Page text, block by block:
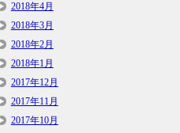
2018年4月
2018年3月
2018年2月
2018年1月
2017年12月
2017年11月
2017年10月